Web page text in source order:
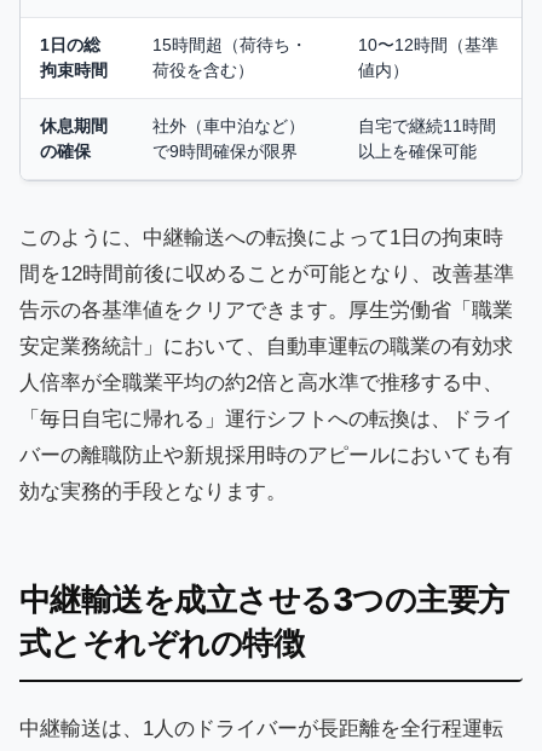
1日の総
拘束時間
15時間超（荷待ち・
荷役を含む）
10〜12時間（基準
値内）
休息期間
の確保
社外（車中泊など）
で9時間確保が限界
自宅で継続11時間
以上を確保可能
このように、中継輸送への転換によって1日の拘束時
間を12時間前後に収めることが可能となり、改善基準
告示の各基準値をクリアできます。厚生労働省「職業
安定業務統計」において、自動車運転の職業の有効求
人倍率が全職業平均の約2倍と高水準で推移する中、
「毎日自宅に帰れる」運行シフトへの転換は、ドライ
バーの離職防止や新規採用時のアピールにおいても有
効な実務的手段となります。
中継輸送を成立させる3つの主要方
式とそれぞれの特徴
中継輸送は、1人のドライバーが長距離を全行程運転